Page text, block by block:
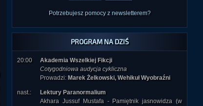
Potrzebujesz pomocy z newsletterem?
PROGRAM NA DZIŚ
20:00
Akademia Wszelkiej Fikcji
Cotygodniowa audycja cykliczna
Prowadzi: Marek Żelkowski, Wehikuł Wyobraźni
nast.:
Lektury Paranormalium
Akhara Jussuf Mustafa - Pamiętnik jasnowidza (w